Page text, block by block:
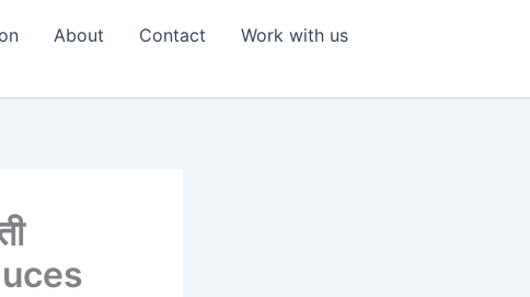
About Contact
Work with us